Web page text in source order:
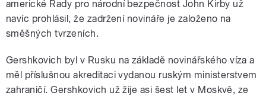
americké Rady pro národní bezpečnost John Kirby už
navíc prohlásil, že zadržení novináře je založeno na
směšných tvrzeních.
Gershkovich byl v Rusku na základě novinářského víza a
měl příslušnou akreditaci vydanou ruským ministerstvem
zahraničí. Gershkovich už žije asi šest let v Moskvě, ze